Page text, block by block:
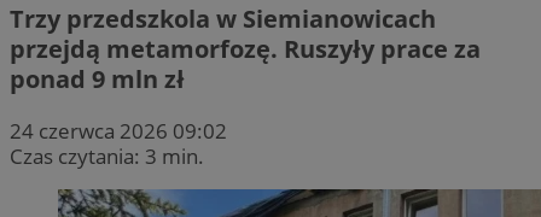
Trzy przedszkola w Siemianowicach
przejdą metamorfozę. Ruszyły prace za
ponad 9 mln zł
24 czerwca 2026 09:02
Czas czytania: 3 min.